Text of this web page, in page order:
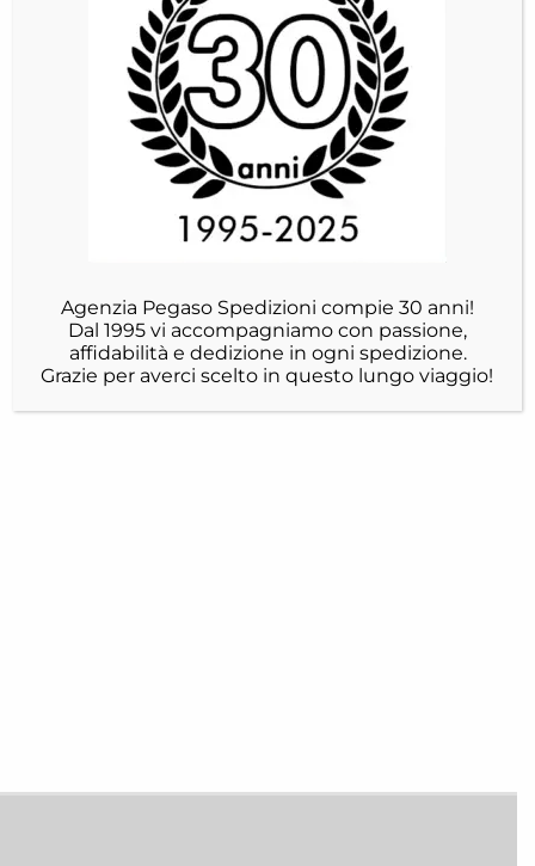
Agenzia Pegaso Spedizioni compie 30 anni!
Dal 1995 vi accompagniamo con passione,
affidabilità e dedizione in ogni spedizione.
Grazie per averci scelto in questo lungo viaggio!